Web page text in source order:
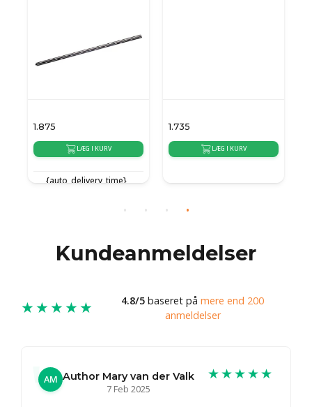
1.875
LÆG I KURV
{auto_delivery_time}
1.735
LÆG I KURV
Kundeanmeldelser
★★★★★ 4.8/5 baseret på mere end 200
anmeldelser
AM Author Mary van der Valk
7 Feb 2025
★★★★★